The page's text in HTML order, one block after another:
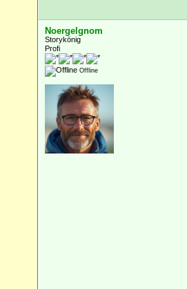
Noergelgnom
Storykönig
Profi
Offline